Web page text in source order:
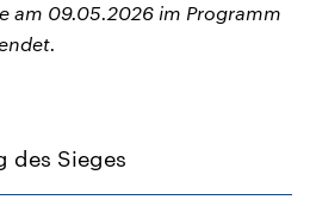
am 09.05.2026 im Programm
des Sieges